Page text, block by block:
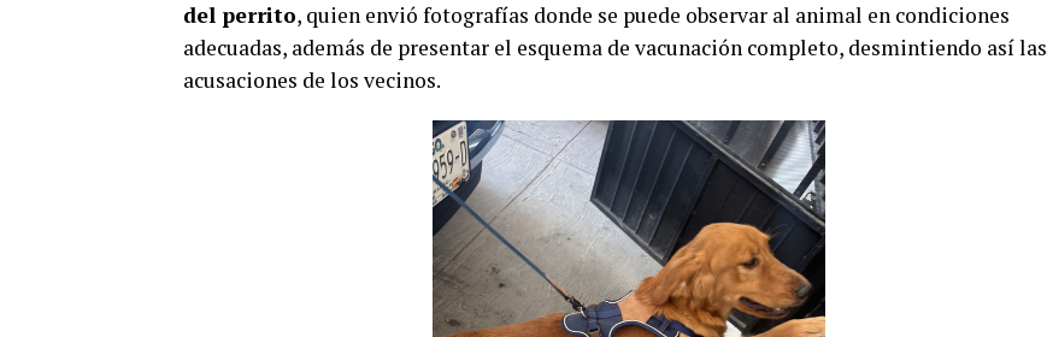
del perrito, quien envió fotografías donde se puede observar al animal en condiciones
adecuadas, además de presentar el esquema de vacunación completo, desmintiendo así las
acusaciones de los vecinos.